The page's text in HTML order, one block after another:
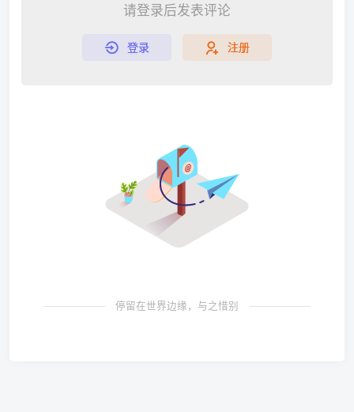
请登录后发表评论
登录 注册
停留在世界边缘，与之惜别